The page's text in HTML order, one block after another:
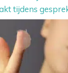
tijdens